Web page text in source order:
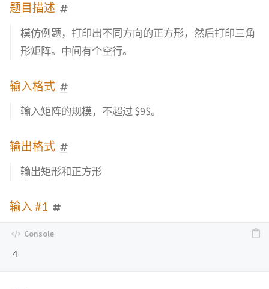
题目描述
模仿例题，打印出不同方向的正方形，然后打印三角
形矩阵。中间有个空行。
输入格式
输入矩阵的规模，不超过 $9$。
输出格式
输出矩形和正方形
输入 #1